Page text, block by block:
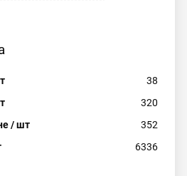
38
320
/ шт
352
6336